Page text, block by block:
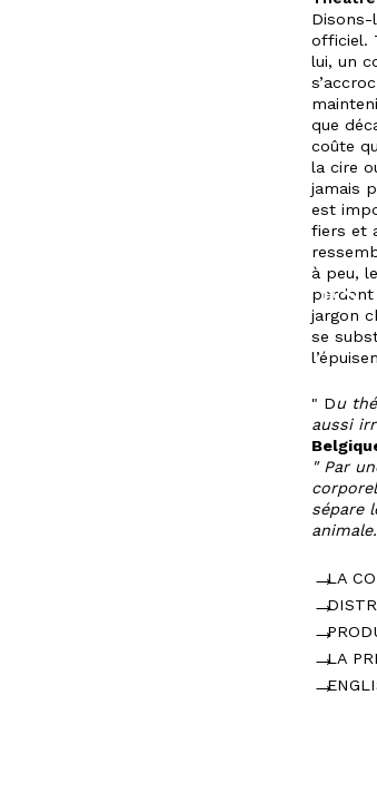
OMNIPRÉSENCES
Disons-
officiel.
lui, un
que
coûte
la cire
jamais
est
fiers et
à peu,
jargon
se
" Du
aussi
" Par
sépare
LA
LA